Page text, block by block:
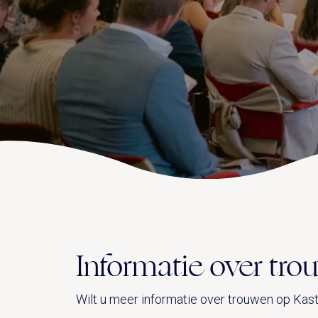
Informatie over
Wilt u meer informatie over trouwen op